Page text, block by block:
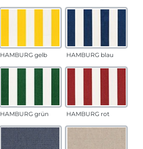
HAMBURG gelb HAMBURG blau
HAMBURG grün HAMBURG rot